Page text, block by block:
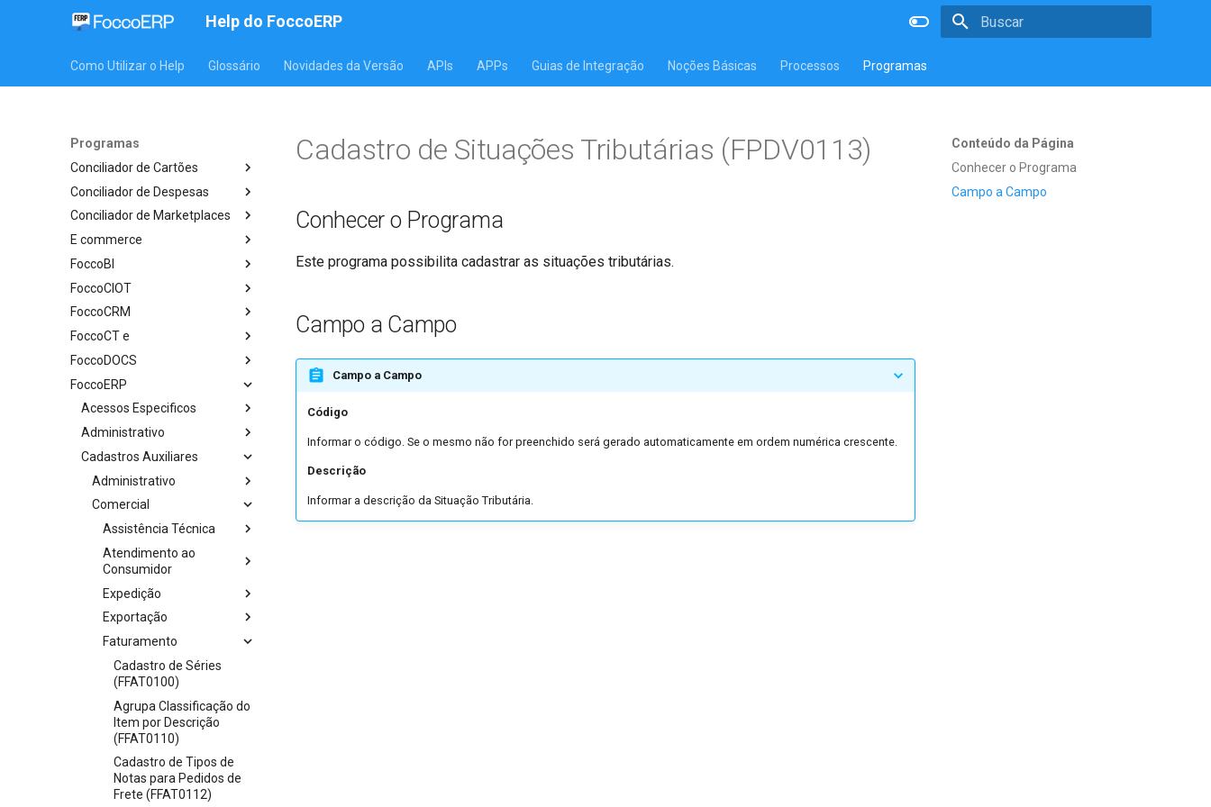
Help do FoccoERP
Como Utilizar o Help Glossário Novidades da Versão APIs APPs Guias de Integração Noções Básicas Processos Programas
Programas
Conciliador de Cartões
Conciliador de Despesas
Conciliador de Marketplaces
E commerce
FoccoBI
FoccoCIOT
FoccoCRM
FoccoCT e
FoccoDOCS
FoccoERP
Acessos Especificos
Administrativo
Cadastros Auxiliares
Administrativo
Comercial
Assistência Técnica
Atendimento ao
Consumidor
Expedição
Exportação
Faturamento
Cadastro de Séries
(FFAT0100)
Agrupa Classificação do
Item por Descrição
(FFAT0110)
Cadastro de Tipos de
Notas para Pedidos de
Frete (FFAT0112)
Conteúdo da Página
Conhecer o Programa
Campo a Campo
Cadastro de Situações Tributárias (FPDV0113)
Conhecer o Programa
Este programa possibilita cadastrar as situações tributárias.
Campo a Campo
Campo a Campo
Código
Informar o código. Se o mesmo não for preenchido será gerado automaticamente em ordem numérica crescente.
Descrição
Informar a descrição da Situação Tributária.